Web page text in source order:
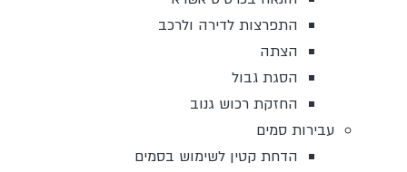
התפרצות לדירה ולרכב
הצתה
הסגת גבול
החזקת רכוש גנוב
עבירות סמים
הדחת קטין לשימוש בסמים